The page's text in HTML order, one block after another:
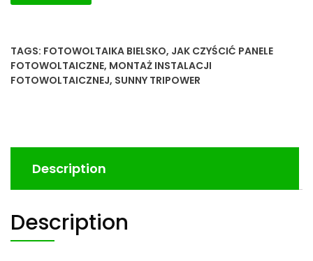
TAGS: FOTOWOLTAIKA BIELSKO, JAK CZYŚCIĆ PANELE
FOTOWOLTAICZNE, MONTAŻ INSTALACJI
FOTOWOLTAICZNEJ, SUNNY TRIPOWER
Description
Description